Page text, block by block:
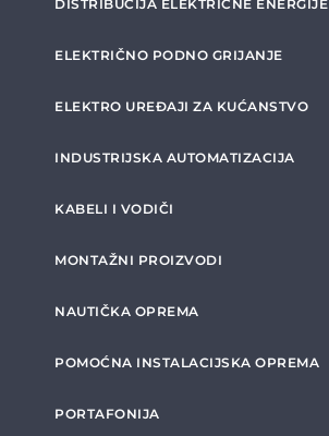
DISTRIBUCIJA ELEKTRIČNE ENERGIJE
ELEKTRIČNO PODNO GRIJANJE
ELEKTRO UREĐAJI ZA KUĆANSTVO
INDUSTRIJSKA AUTOMATIZACIJA
KABELI I VODIČI
MONTAŽNI PROIZVODI
NAUTIČKA OPREMA
POMOĆNA INSTALACIJSKA OPREMA
PORTAFONIJA